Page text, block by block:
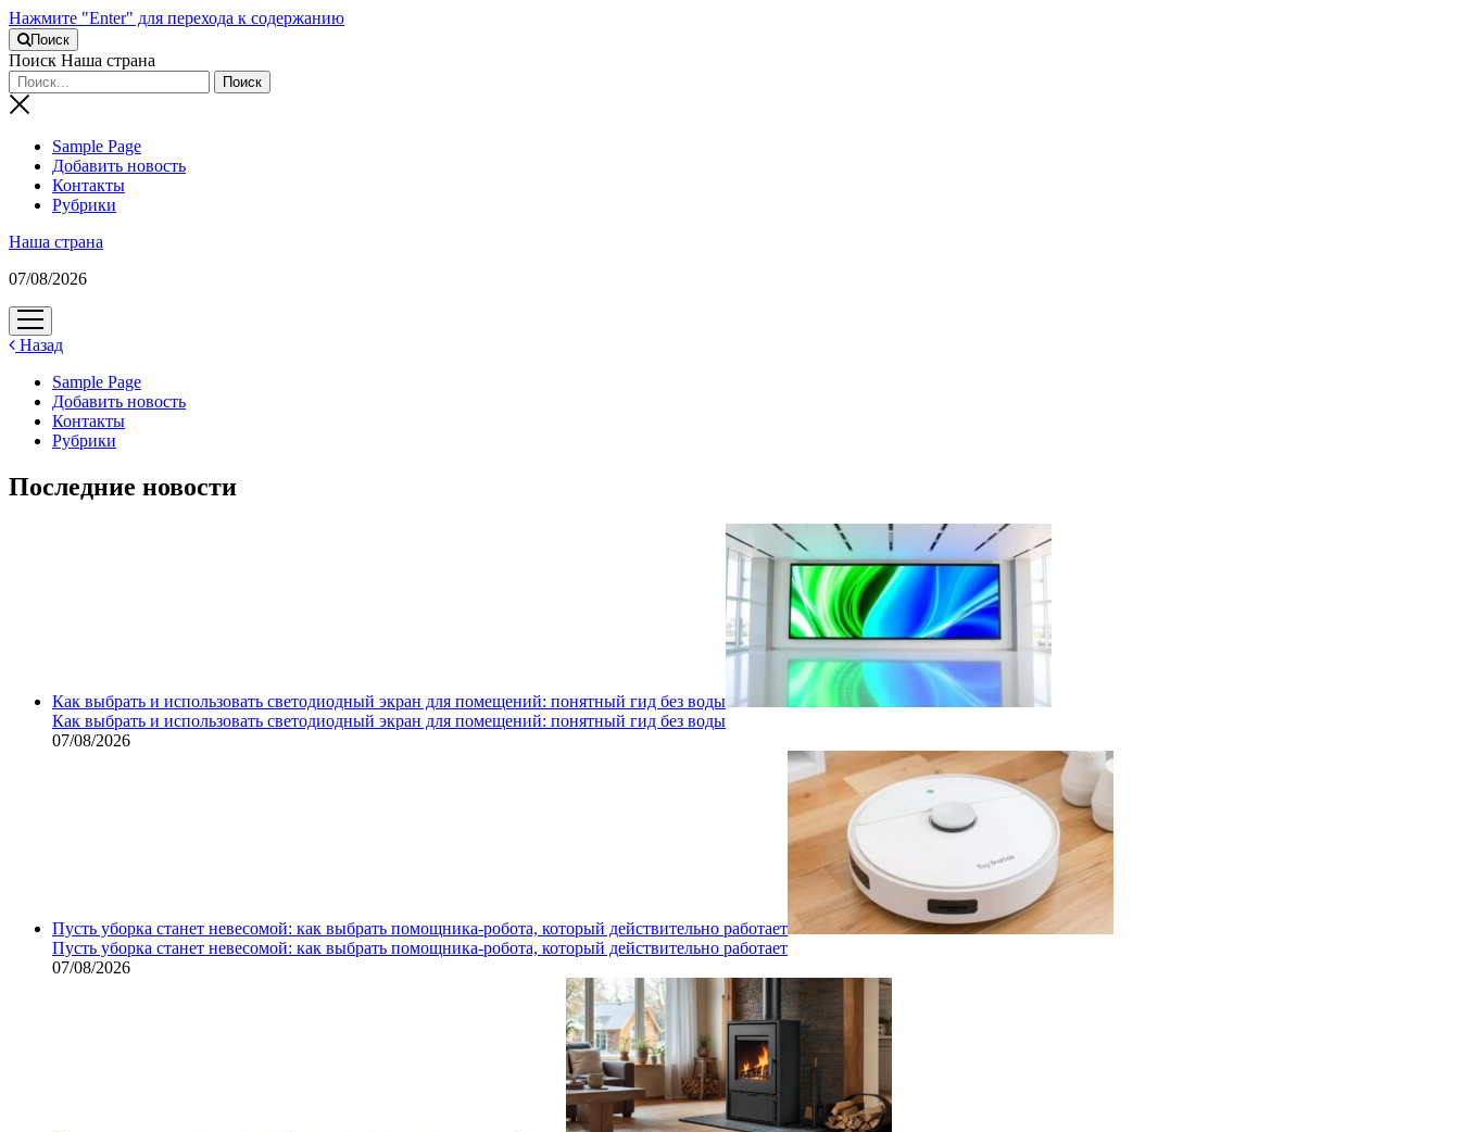
Нажмите "Enter" для перехода к содержанию
Поиск
Поиск Наша страна
Sample Page
Добавить новость
Контакты
Рубрики
Наша страна
07/08/2026
открыть
меню
Назад
Sample Page
Добавить новость
Контакты
Рубрики
Последние новости
Как выбрать и использовать светодиодный экран для помещений: понятный гид без воды
Как выбрать и использовать светодиодный экран для помещений: понятный гид без воды
07/08/2026
Пусть уборка станет невесомой: как выбрать помощника‑робота, который действительно работает
Пусть уборка станет невесомой: как выбрать помощника‑робота, который действительно работает
07/08/2026